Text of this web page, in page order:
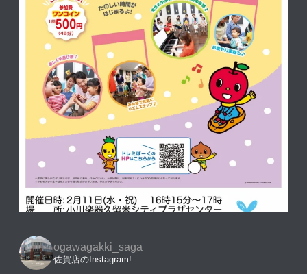
ogawagakki_saga
佐賀店のInstagram!